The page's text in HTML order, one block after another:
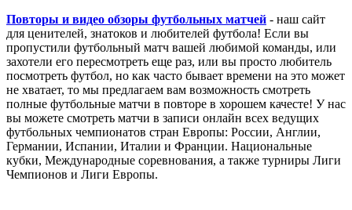
Повторы и видео обзоры футбольных матчей - наш сайт
для ценителей, знатоков и любителей футбола! Если вы
пропустили футбольный матч вашей любимой команды, или
захотели его пересмотреть еще раз, или вы просто любитель
посмотреть футбол, но как часто бывает времени на это может
не хватает, то мы предлагаем вам возможность смотреть
полные футбольные матчи в повторе в хорошем качесте! У нас
вы можете смотреть матчи в записи онлайн всех ведущих
футбольных чемпионатов стран Европы: России, Англии,
Германии, Испании, Италии и Франции. Национальные
кубки, Международные соревнования, а также турниры Лиги
Чемпионов и Лиги Европы.